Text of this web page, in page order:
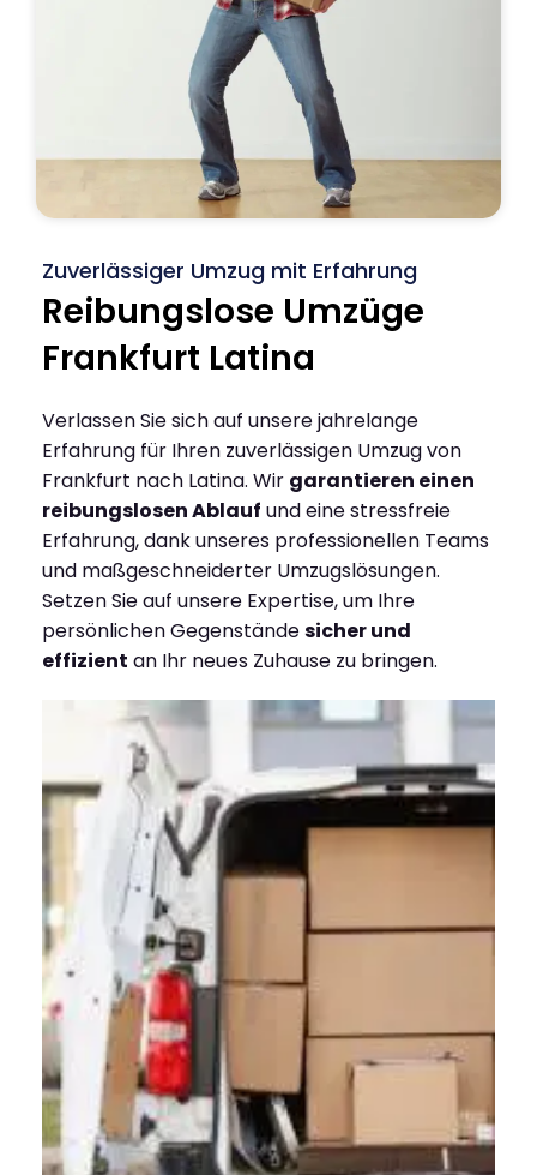
Zuverlässiger Umzug mit Erfahrung
Reibungslose Umzüge
Frankfurt Latina
Verlassen Sie sich auf unsere jahrelange
Erfahrung für Ihren zuverlässigen Umzug von
Frankfurt nach Latina. Wir garantieren einen
reibungslosen Ablauf und eine stressfreie
Erfahrung, dank unseres professionellen Teams
und maßgeschneiderter Umzugslösungen.
Setzen Sie auf unsere Expertise, um Ihre
persönlichen Gegenständesicher und
effizient an Ihr neues Zuhause zu bringen.